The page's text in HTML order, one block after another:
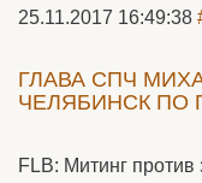
25.11.2017 16:49:38
ГЛАВА СПЧ
ЧЕЛЯБИНСК ПО
FLB: Митинг